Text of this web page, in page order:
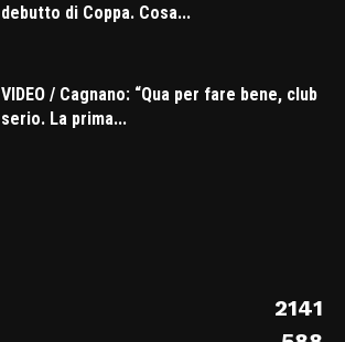
debutto di Coppa. Cosa...
VIDEO / Cagnano: “Qua per fare bene, club
serio. La prima...
2141